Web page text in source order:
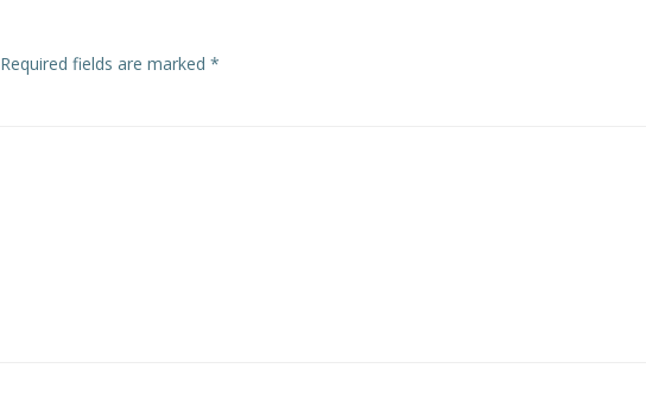
Required fields are marked *